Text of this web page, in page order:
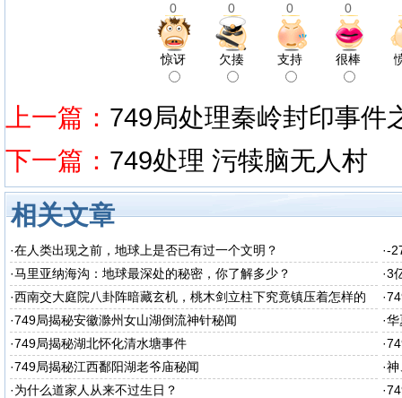
0 0 0 0
惊讶 欠揍 支持 很棒
上一篇： 749局处理秦岭封印事件
下一篇： 749处理 污犊脑无人村
相关文章
·在人类出现之前，地球上是否已有过一个文明？ ·-
·马里亚纳海沟：地球最深处的秘密，你了解多少？ ·3
·西南交大庭院八卦阵暗藏玄机，桃木剑立柱下究竟镇压着怎样的
秘密呢
·
·749局揭秘安徽滁州女山湖倒流神针秘闻 ·华
·749局揭秘湖北怀化清水塘事件 ·
·749局揭秘江西鄱阳湖老爷庙秘闻 ·神
·为什么道家人从来不过生日？ ·